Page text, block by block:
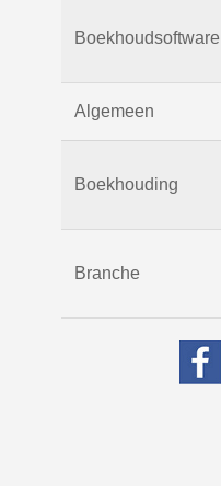
Boekhoudsoftware
Algemeen
Boekhouding
Branche